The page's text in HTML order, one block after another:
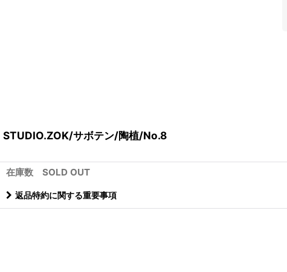
STUDIO.ZOK/サボテン/陶植/No.8
在庫数 SOLD OUT
返品特約に関する重要事項